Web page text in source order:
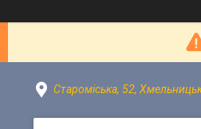
Староміська, 52,